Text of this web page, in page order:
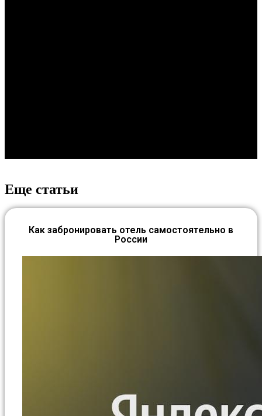
Еще статьи
Как забронировать отель самостоятельно в
России